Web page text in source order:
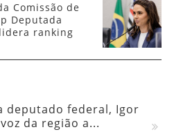
Comissão de
Deputada
ranking
deputado federal, Igor
da região a...